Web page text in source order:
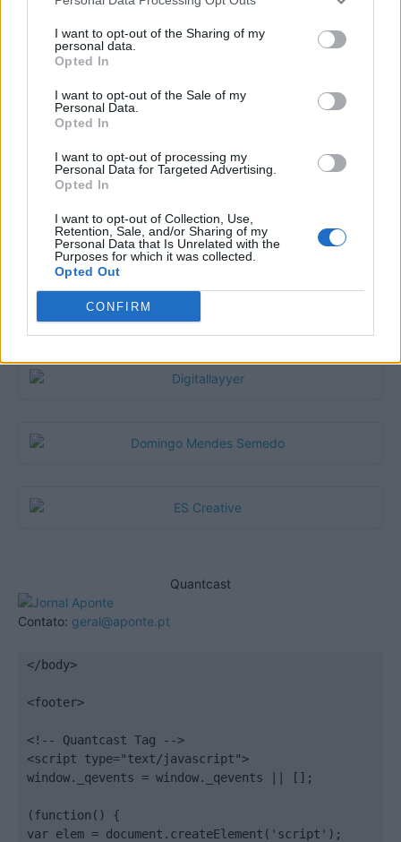
I want to opt-out of the Sharing of my
personal data.
Opted In
I want to opt-out of the Sale of my
Personal Data.
Opted In
I want to opt-out of processing my
Personal Data for Targeted Advertising.
Opted In
I want to opt-out of Collection, Use,
Retention, Sale, and/or Sharing of my
Personal Data that Is Unrelated with the
Purposes for which it was collected.
Opted Out
CONFIRM
Matuzas Ponte de Sor: organização e
impacto da Concentração Motard 2026
4 de Agosto, 2026
Publicidade
Quantcast
Contato: geral@aponte.pt
</body>
<footer>
<!-- Quantcast Tag -->
<script type="text/javascript">
window._qevents = window._qevents || [];
(function() {
var elem = document.createElement('script');